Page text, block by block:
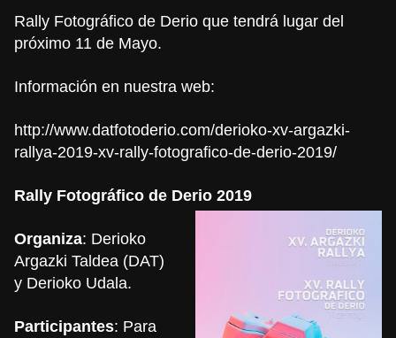
Rally Fotográfico de Derio que tendrá lugar del
próximo 11 de Mayo.
Información en nuestra web:
http://www.datfotoderio.com/derioko-xv-argazki-
rallya-2019-xv-rally-fotografico-de-derio-2019/
Rally Fotográfico de Derio 2019
Organiza: Derioko
Argazki Taldea (DAT)
y Derioko Udala.
Participantes: Para